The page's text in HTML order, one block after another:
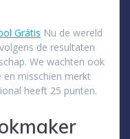
Grátis Nu de wereld
de resultaten
We wachten ook
misschien merkt
heeft 25 punten.